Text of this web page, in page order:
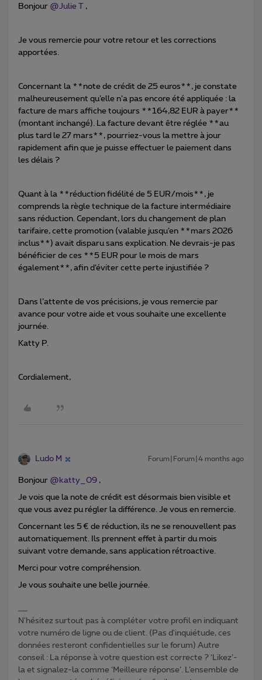
Bonjour ​ @Julie T ,
Je vous remercie pour votre retour et les corrections
apportées.
Concernant la **note de crédit de 25 euros**, je constate
malheureusement qu’elle n’a pas encore été appliquée : la
facture de mars affiche toujours **164,82 EUR à payer**
(montant inchangé). La facture devant être réglée **au
plus tard le 27 mars**, pourriez-vous la mettre à jour
rapidement afin que je puisse effectuer le paiement dans
les délais ?
Quant à la **réduction fidélité de 5 EUR/mois**, je
comprends la règle technique de la facture intermédiaire
sans réduction. Cependant, lors du changement de plan
tarifaire, cette promotion (valable jusqu’en **mars 2026
inclus**) avait disparu sans explication. Ne devrais-je pas
bénéficier de ces **5 EUR pour le mois de mars
également**, afin d’éviter cette perte injustifiée ?
Dans l’attente de vos précisions, je vous remercie par
avance pour votre aide et vous souhaite une excellente
journée.
Katty P.
Cordialement,
Ludo M Forum|Forum|4 months ago
Bonjour ​ @katty_09 ,
Je vois que la note de crédit est désormais bien visible et
que vous avez pu régler la différence. Je vous en remercie.
Concernant les 5 € de réduction, ils ne se renouvellent pas
automatiquement. Ils prennent effet à partir du mois
suivant votre demande, sans application rétroactive.
Merci pour votre compréhension.
Je vous souhaite une belle journée.
N'hésitez surtout pas à compléter votre profil en indiquant
votre numéro de ligne ou de client. (Pas d'inquiétude, ces
données resteront confidentielles sur le forum) Autre
conseil : La réponse à votre question est correcte ? ‘Likez’-
la et signalez-la comme ‘Meilleure réponse’. L’ensemble de